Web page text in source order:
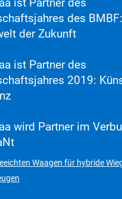
ist Partner des
des BMBF:
der Zukunft
ist Partner des
2019:
wird Partner im
Waagen für hybride